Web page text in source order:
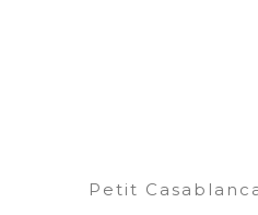
Petit